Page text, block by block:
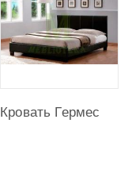
Имя:
Email
Пожалуйста,
Кровать Гермес